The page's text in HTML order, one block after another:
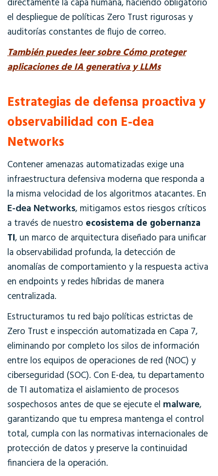
directamente la capa humana, haciendo obligatorio
el despliegue de políticas Zero Trust rigurosas y
auditorías constantes de flujo de correo.
También puedes leer sobre Cómo proteger
aplicaciones de IA generativa y LLMs
Estrategias de defensa proactiva y
observabilidad con E-dea
Networks
Contener amenazas automatizadas exige una
infraestructura defensiva moderna que responda a
la misma velocidad de los algoritmos atacantes. En
E-dea Networks, mitigamos estos riesgos críticos
a través de nuestro ecosistema de gobernanza
TI, un marco de arquitectura diseñado para unificar
la observabilidad profunda, la detección de
anomalías de comportamiento y la respuesta activa
en endpoints y redes híbridas de manera
centralizada.
Estructuramos tu red bajo políticas estrictas de
Zero Trust e inspección automatizada en Capa 7,
eliminando por completo los silos de información
entre los equipos de operaciones de red (NOC) y
ciberseguridad (SOC). Con E-dea, tu departamento
de TI automatiza el aislamiento de procesos
sospechosos antes de que se ejecute el malware,
garantizando que tu empresa mantenga el control
total, cumpla con las normativas internacionales de
protección de datos y preserve la continuidad
financiera de la operación.